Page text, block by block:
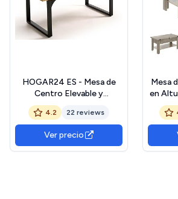
HOGAR24 ES - Mesa de
Centro Elevable y
Extensible – Espacio de
Almacenamiento y Diseño
Moderno - Color Madera.
4.2 22 reviews
Ver precio
Mesa
en